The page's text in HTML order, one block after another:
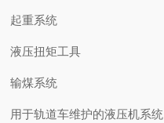
起重系统
液压扭矩工具
输煤系统
用于轨道车维护的液压机系统